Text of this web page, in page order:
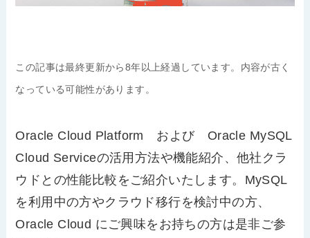
この記事は最終更新から8年以上経過しています。内容が古く
なっている可能性があります。
Oracle Cloud Platform および Oracle MySQL
Cloud Serviceの活用方法や機能紹介、他社クラ
ウドとの性能比較をご紹介いたします。MySQL
を利用中の方やクラウド移行を検討中の方、
Oracle Cloud にご興味をお持ちの方は是非ご参